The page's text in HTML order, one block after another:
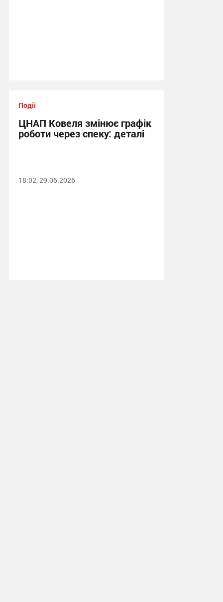
Події
ЦНАП Ковеля змінює графік
роботи через спеку: деталі
18:02, 29.06.2026